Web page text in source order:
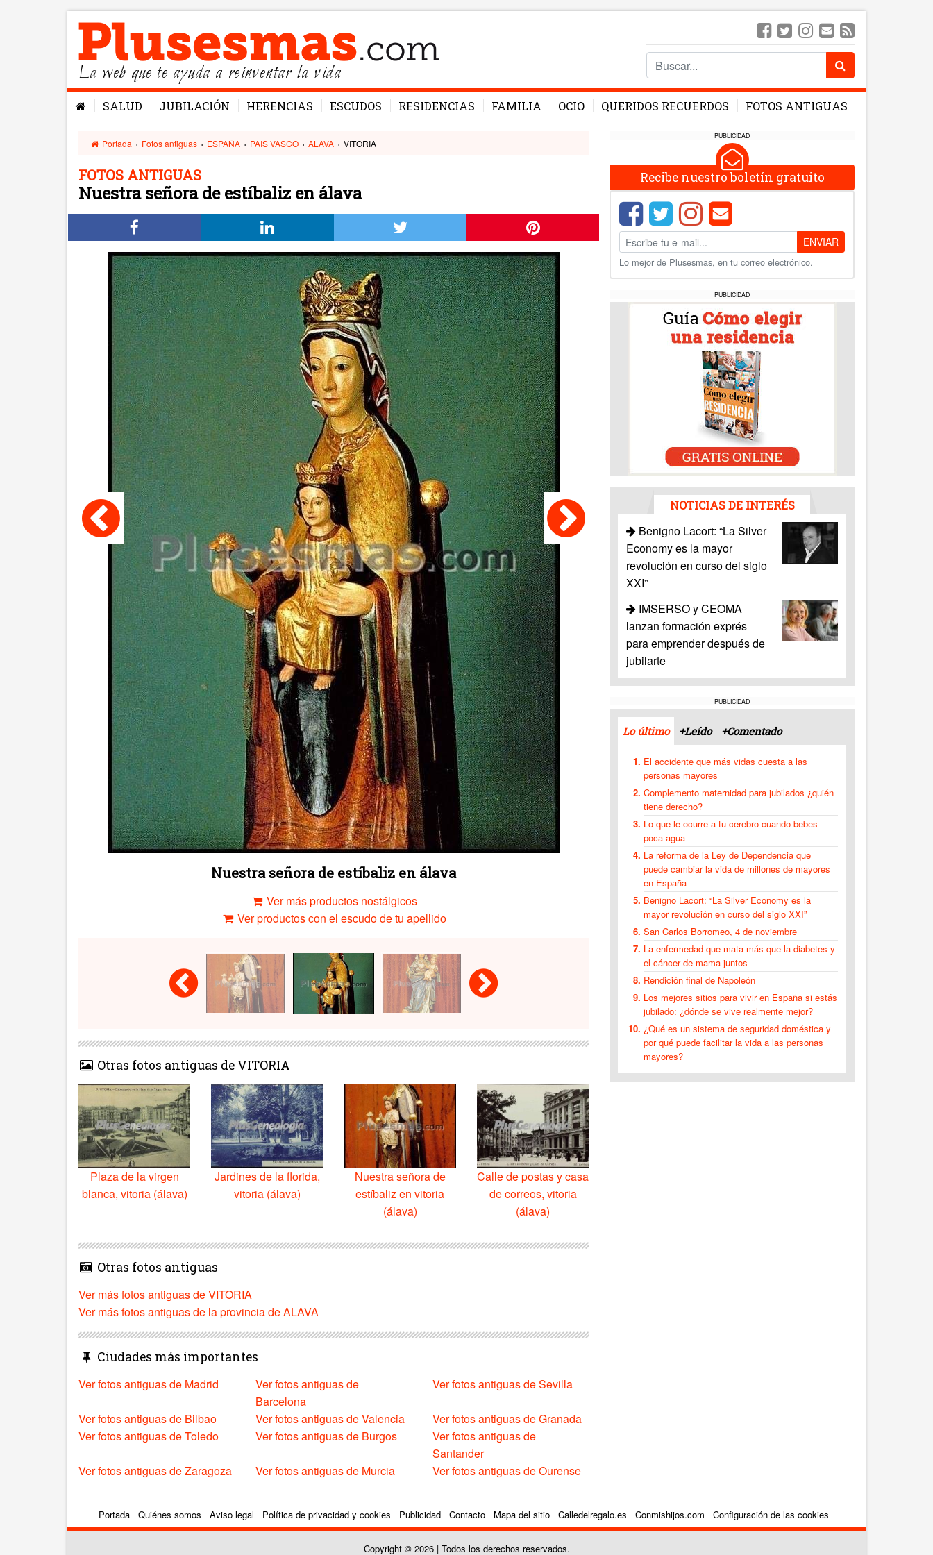
La web que te ayuda a reinventar la vida
SALUD JUBILACIÓN HERENCIAS ESCUDOS RESIDENCIAS FAMILIA OCIO QUERIDOS RECUERDOS FOTOS ANTIGUAS
Portada › Fotos antiguas › ESPAÑA › PAIS VASCO › ALAVA › VITORIA
FOTOS ANTIGUAS
Nuestra señora de estíbaliz en álava
Nuestra señora de estíbaliz en álava
Ver más productos nostálgicos
Ver productos con el escudo de tu apellido
Otras fotos antiguas de VITORIA
Plaza de la virgen
blanca, vitoria (álava)
Jardines de la florida,
vitoria (álava)
Nuestra señora de
estíbaliz en vitoria
(álava)
Calle de postas y casa
de correos, vitoria
(álava)
Otras fotos antiguas
Ver más fotos antiguas de VITORIA
Ver más fotos antiguas de la provincia de ALAVA
Ciudades más importantes
Ver fotos antiguas de Madrid
Ver fotos antiguas de
Barcelona
Ver fotos antiguas de Sevilla
Ver fotos antiguas de Bilbao Ver fotos antiguas de Valencia
Ver fotos antiguas de Granada
Ver fotos antiguas de Toledo
Ver fotos antiguas de Burgos
Ver fotos antiguas de
Santander
Ver fotos antiguas de Zaragoza
Ver fotos antiguas de Murcia Ver fotos antiguas de Ourense
PUBLICIDAD
Recibe nuestro boletín gratuito
ENVIAR
Lo mejor de Plusesmas, en tu correo electrónico.
PUBLICIDAD
NOTICIAS DE INTERÉS
Benigno Lacort: “La Silver
Economy es la mayor
revolución en curso del siglo
XXI”
IMSERSO y CEOMA
lanzan formación exprés
para emprender después de
jubilarte
PUBLICIDAD
Lo último +Leído +Comentado
El accidente que más vidas cuesta a las
personas mayores
Complemento maternidad para jubilados ¿quién
tiene derecho?
Lo que le ocurre a tu cerebro cuando bebes
poca agua
La reforma de la Ley de Dependencia que
puede cambiar la vida de millones de mayores
en España
Benigno Lacort: “La Silver Economy es la
mayor revolución en curso del siglo XXI”
San Carlos Borromeo, 4 de noviembre
La enfermedad que mata más que la diabetes y
el cáncer de mama juntos
Rendición final de Napoleón
Los mejores sitios para vivir en España si estás
jubilado: ¿dónde se vive realmente mejor?
¿Qué es un sistema de seguridad doméstica y
por qué puede facilitar la vida a las personas
mayores?
Portada Quiénes somos Aviso legal Política de privacidad y cookies Publicidad Contacto Mapa del sitio Calledelregalo.es Conmishijos.com Configuración de las cookies
Copyright © 2026 | Todos los derechos reservados.